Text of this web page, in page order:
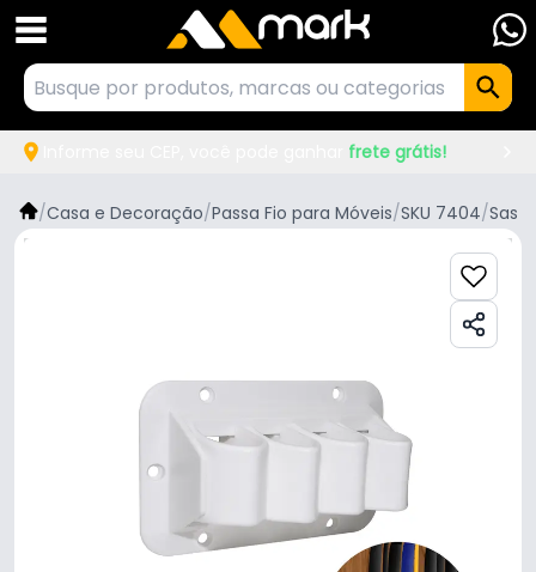
frete grátis!
/Casa e Decoração/Passa Fio para Móveis/SKU 7404/Sas